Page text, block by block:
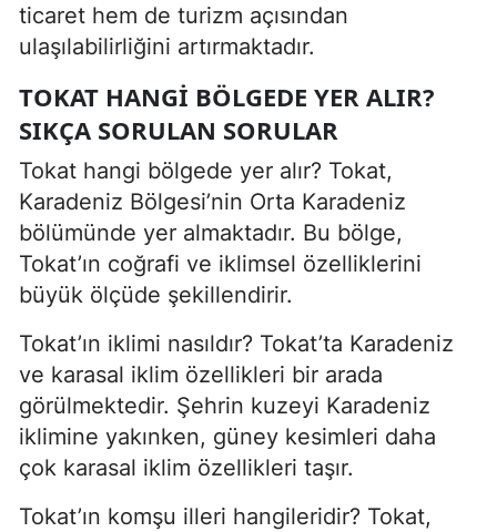
ticaret hem de turizm açısından
ulaşılabilirliğini artırmaktadır.
TOKAT HANGI BÖLGEDE YER ALIR?
SIKÇA SORULAN SORULAR
Tokat hangi bölgede yer alır? Tokat,
Karadeniz Bölgesi’nin Orta Karadeniz
bölümünde yer almaktadır. Bu bölge,
Tokat’ın coğrafi ve iklimsel özelliklerini
büyük ölçüde şekillendirir.
Tokat’ın iklimi nasıldır? Tokat’ta Karadeniz
ve karasal iklim özellikleri bir arada
görülmektedir. Şehrin kuzeyi Karadeniz
iklimine yakınken, güney kesimleri daha
çok karasal iklim özellikleri taşır.
Tokat’ın komşu illeri hangileridir? Tokat,